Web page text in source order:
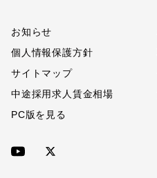
お知らせ
個人情報保護方針
サイトマップ
中途採用求人賃金相場
PC版を見る